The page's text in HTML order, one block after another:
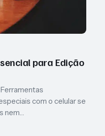
para Edição
com o celular se
nem…